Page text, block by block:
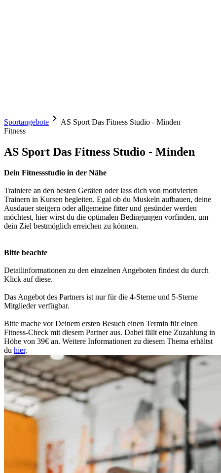
Sportangebote
AS Sport Das Fitness Studio - Minden
Fitness
AS Sport Das Fitness Studio - Minden
Dein Fitnessstudio in der Nähe
Trainiere an den besten Geräten oder lass dich von motivierten
Trainern in Kursen begleiten. Egal ob du Muskeln aufbauen, deine
Ausdauer steigern oder allgemeine fitter und gesünder werden
möchtest, hier wirst du die optimalen Bedingungen vorfinden, um
dein Ziel bestmöglich erreichen zu können.
Bitte beachte
Detailinformationen zu den einzelnen Angeboten findest du durch
Klick auf diese.
Das Angebot des Partners ist nur für die 4-Sterne und 5-Sterne
Mitglieder verfügbar.
Bitte mache vor Deinem ersten Besuch einen Termin für einen
Fitness-Check mit diesem Partner aus. Dabei fällt eine Zuzahlung in
Höhe von 39€ an. Weitere Informationen zu diesem Thema erhältst
du hier.